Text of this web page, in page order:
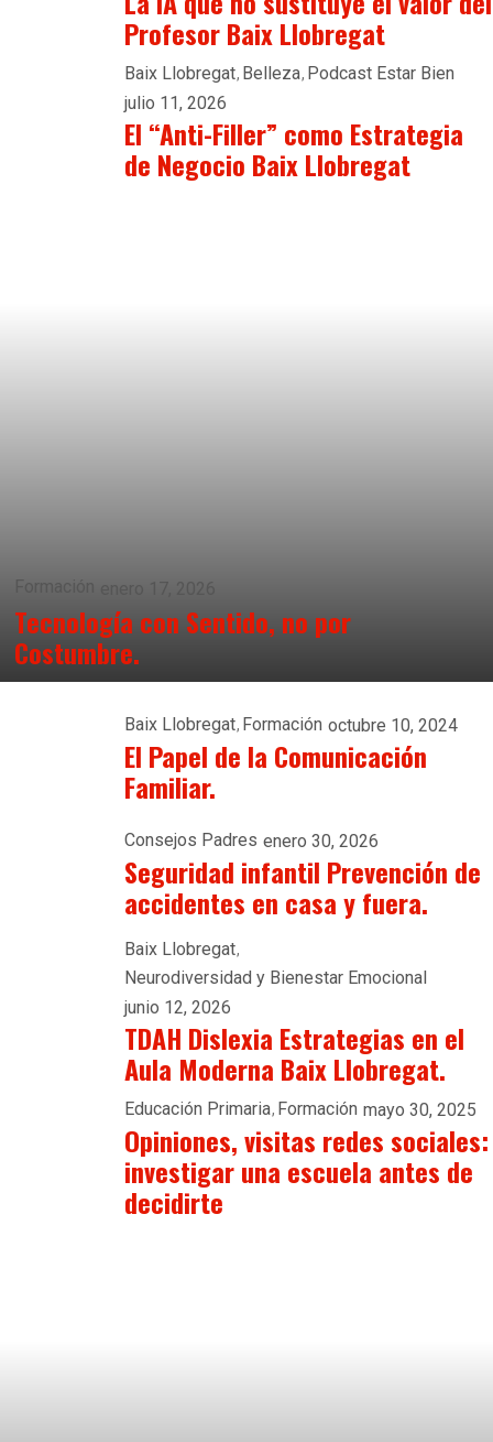
Profesor Baix Llobregat
Baix Llobregat Belleza Podcast Estar Bien
julio 11, 2026
El “Anti-Filler” como Estrategia
de Negocio Baix Llobregat
Formación enero 17, 2026
Tecnología con Sentido, no por
Costumbre.
Baix Llobregat Formación octubre 10, 2024
El Papel de la Comunicación
Familiar.
Consejos Padres enero 30, 2026
Seguridad infantil Prevención de
accidentes en casa y fuera.
Baix Llobregat
Neurodiversidad y Bienestar Emocional
junio 12, 2026
TDAH Dislexia Estrategias en el
Aula Moderna Baix Llobregat.
Educación Primaria Formación mayo 30, 2025
Opiniones, visitas redes sociales:
investigar una escuela antes de
decidirte